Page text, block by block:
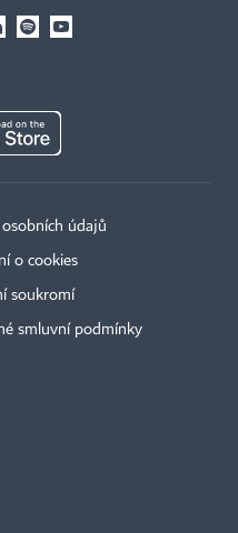
údajů
o cookies
soukromí
smluvní podmínky